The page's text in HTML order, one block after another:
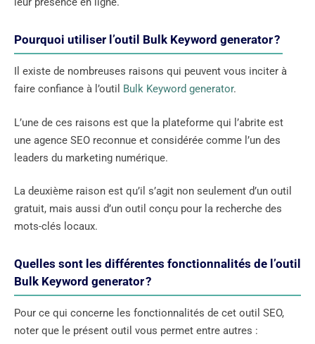
Pourquoi utiliser l’outil Bulk Keyword generator ?
Il existe de nombreuses raisons qui peuvent vous inciter à
faire confiance à l’outil Bulk Keyword generator.
L’une de ces raisons est que la plateforme qui l’abrite est
une agence SEO reconnue et considérée comme l’un des
leaders du marketing numérique.
La deuxième raison est qu’il s’agit non seulement d’un outil
gratuit, mais aussi d’un outil conçu pour la recherche des
mots-clés locaux.
Quelles sont les différentes fonctionnalités de l’outil
Bulk Keyword generator ?
Pour ce qui concerne les fonctionnalités de cet outil SEO,
noter que le présent outil vous permet entre autres :